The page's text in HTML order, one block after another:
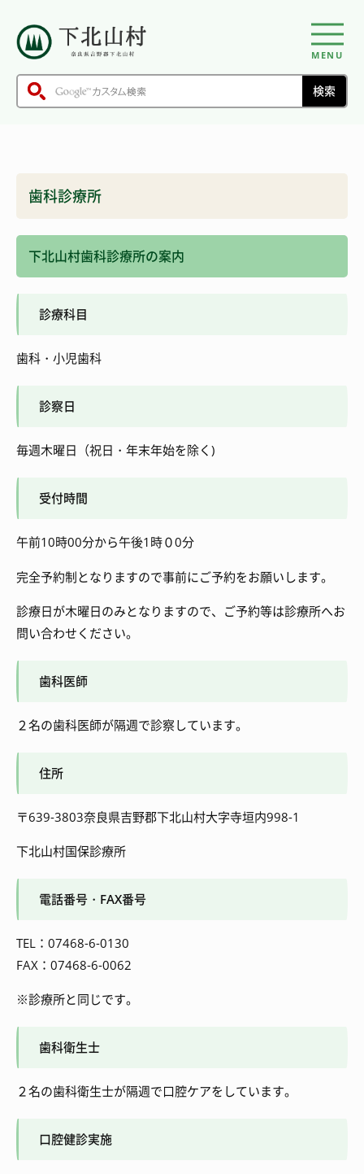
MENU
歯科診療所
下北山村歯科診療所の案内
診療科目
歯科・小児歯科
診察日
毎週木曜日（祝日・年末年始を除く)
受付時間
午前10時00分から午後1時０0分
完全予約制となりますので事前にご予約をお願いします。
診療日が木曜日のみとなりますので、ご予約等は診療所へお
問い合わせください。
歯科医師
２名の歯科医師が隔週で診察しています。
住所
〒639-3803奈良県吉野郡下北山村大字寺垣内998-1
下北山村国保診療所
電話番号・FAX番号
TEL：07468-6-0130
FAX：07468-6-0062
※診療所と同じです。
歯科衛生士
２名の歯科衛生士が隔週で口腔ケアをしています。
口腔健診実施